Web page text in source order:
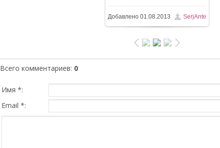
1600x1200/ 157.9Kb
Добавлено01.08.2013 SerjAnte
Всего комментариев: 0
Имя *:
Email *: